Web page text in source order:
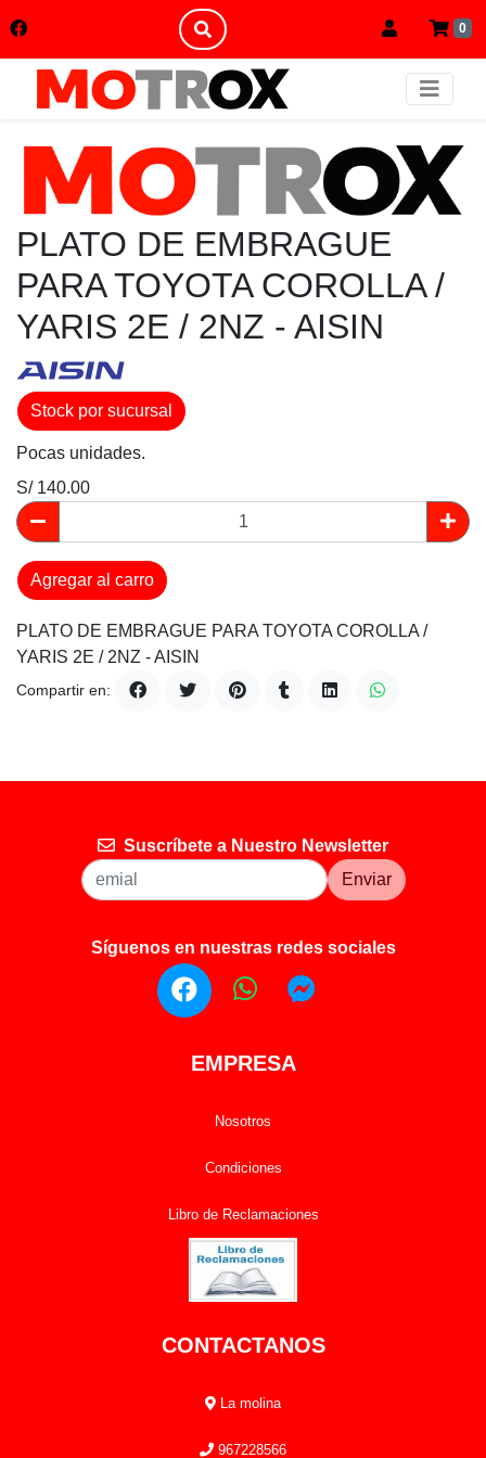
0
PLATO DE EMBRAGUE
PARA TOYOTA COROLLA /
YARIS 2E / 2NZ - AISIN
Stock por sucursal
Pocas unidades.
S/ 140.00
Agregar al carro
PLATO DE EMBRAGUE PARA TOYOTA COROLLA /
YARIS 2E / 2NZ - AISIN
Compartir en:
Suscríbete a Nuestro Newsletter
Enviar
Síguenos en nuestras redes sociales
EMPRESA
Nosotros
Condiciones
Libro de Reclamaciones
CONTACTANOS
La molina
967228566